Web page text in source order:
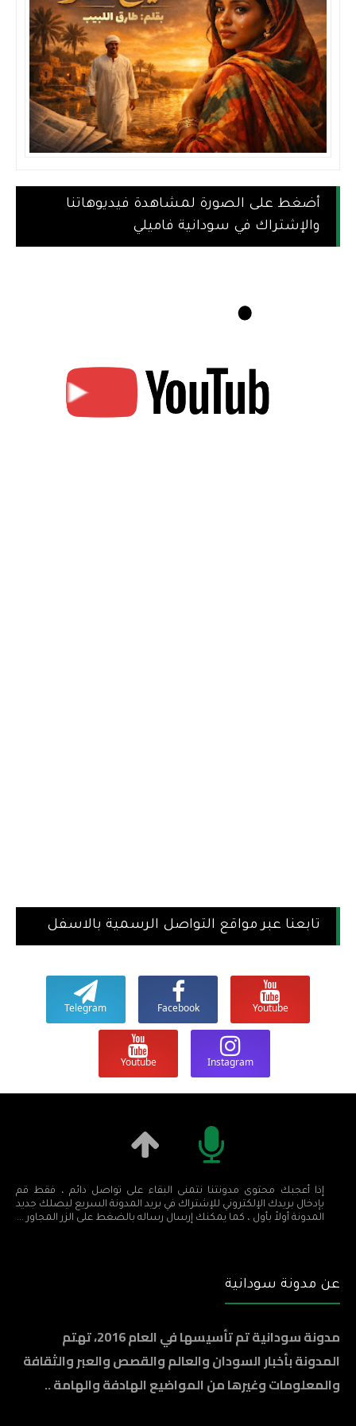
أضغط على الصورة لمشاهدة فيديوهاتنا
والإشتراك في سودانية فاميلي
تابعنا عبر مواقع التواصل الرسمية بالاسفل
Youtube
Facebook
Telegram
Instagram
Youtube
إذا أعجبك محتوى مدونتنا نتمنى البقاء على تواصل دائم ، فقط قم
بإدخال بريدك الإلكتروني للإشتراك في بريد المدونة السريع ليصلك جديد
المدونة أولاً بأول ، كما يمكنك إرسال رساله بالضغط على الزر المجاور ...
عن مدونة سودانية
مدونة سودانية تم تأسيسها في العام 2016، تهتم
المدونة بأخبار السودان والعالم والقصص والعبر والثقافة
والمعلومات وغيرها من المواضيع الهادفة والهامة ..